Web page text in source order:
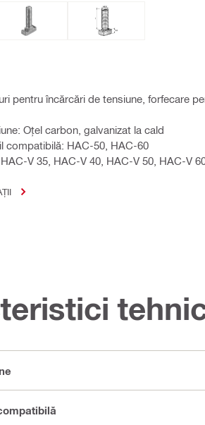
pentru încărcări de tensiune, forfecare
Oțel carbon, galvanizat la cald
compatibilă: HAC-50, HAC-60
V 35, HAC-V 40, HAC-V 50, HAC-V